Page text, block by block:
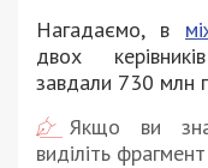
Нагадаємо, в
двох
завдали 730 млн
Якщо ви
виділіть